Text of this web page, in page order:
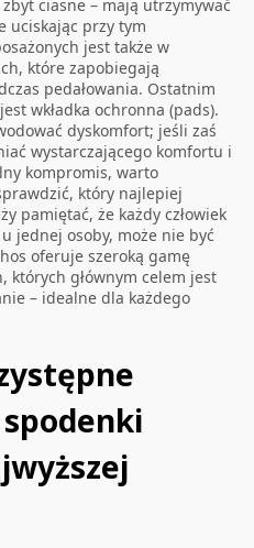
ciasne – mają utrzymywać
uciskając przy tym
jest także w
które zapobiegają
pedałowania. Ostatnim
wkładka ochronna (pads).
dyskomfort; jeśli zaś
wystarczającego komfortu i
kompromis, warto
który najlepiej
pamiętać, że każdy człowiek
jednej osoby, może nie być
oferuje szeroką gamę
których głównym celem jest
– idealne dla każdego